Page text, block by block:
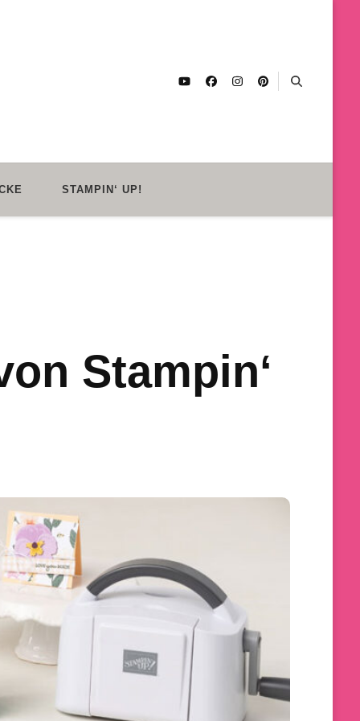
STAMPIN‘ UP!
Stampin‘